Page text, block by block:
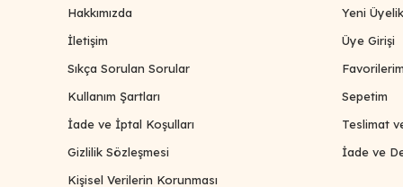
Hakkımızda
İletişim
Sıkça Sorulan Sorular
Kullanım Şartları
İade ve İptal Koşulları
Gizlilik Sözleşmesi
Kişisel Verilerin Korunması
Yeni Üyelik
Üye Girişi
Favorilerim
Sepetim
Teslimat
İade ve